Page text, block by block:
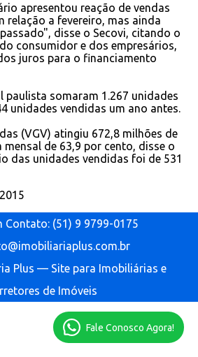
apresentou reação de vendas
relação a fevereiro, mas ainda
disse o Secovi, citando o
consumidor e dos empresários,
juros para o financiamento
paulista somaram 1.267 unidades
unidades vendidas um ano antes.
(VGV) atingiu 672,8 milhões de
mensal de 63,9 por cento, disse o
das unidades vendidas foi de 531
Contato: (51) 9 9799-0175
Plus — Site para Imobiliárias e
de Imóveis
Fale Conosco Agora!